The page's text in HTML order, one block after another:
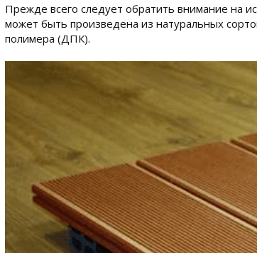
Прежде всего следует обратить внимание на
может быть произведена из натуральных
полимера (ДПК).